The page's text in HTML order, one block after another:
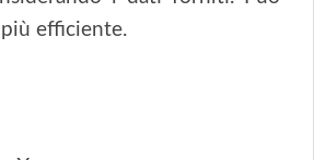
efficiente.